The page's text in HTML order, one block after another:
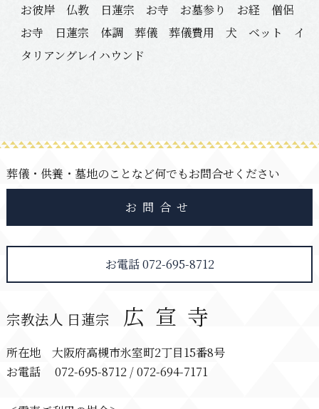
お彼岸 仏教 日蓮宗 お寺 お墓参り お経 僧侶
お寺 日蓮宗 体調 葬儀 葬儀費用 犬 ベット イ
タリアングレイハウンド
葬儀・供養・墓地のことなど何でもお問合せください
お問合せ
お電話 072-695-8712
宗教法人 日蓮宗 広宣寺
所在地 大阪府高槻市氷室町2丁目15番8号
お電話 072-695-8712 / 072-694-7171